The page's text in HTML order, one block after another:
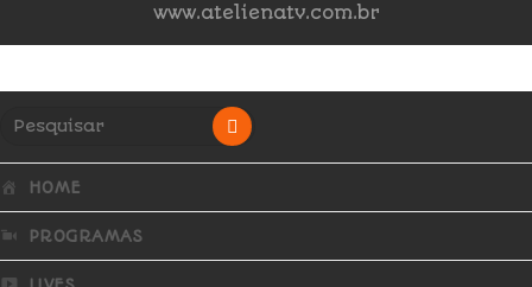
www.atelienatv.com.br
HOME
PROGRAMAS